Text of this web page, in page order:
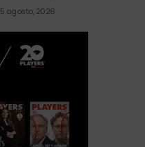
5 agosto, 2026